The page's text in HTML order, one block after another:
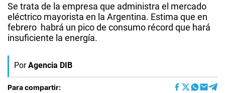
Se trata de la empresa que administra el mercado
eléctrico mayorista en la Argentina. Estima que en
febrero habrá un pico de consumo récord que hará
insuficiente la energía.
Por Agencia DIB
Para compartir: